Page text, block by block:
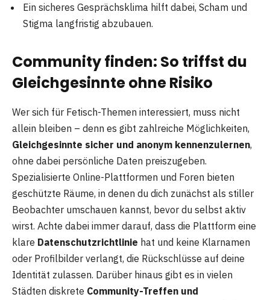
Ein sicheres Gesprächsklima hilft dabei, Scham und
Stigma langfristig abzubauen.
Community finden: So triffst du
Gleichgesinnte ohne Risiko
Wer sich für Fetisch-Themen interessiert, muss nicht
allein bleiben – denn es gibt zahlreiche Möglichkeiten,
Gleichgesinnte sicher und anonym kennenzulernen,
ohne dabei persönliche Daten preiszugeben.
Spezialisierte Online-Plattformen und Foren bieten
geschützte Räume, in denen du dich zunächst als stiller
Beobachter umschauen kannst, bevor du selbst aktiv
wirst. Achte dabei immer darauf, dass die Plattform eine
klare Datenschutzrichtlinie hat und keine Klarnamen
oder Profilbilder verlangt, die Rückschlüsse auf deine
Identität zulassen. Darüber hinaus gibt es in vielen
Städten diskrete Community-Treffen und